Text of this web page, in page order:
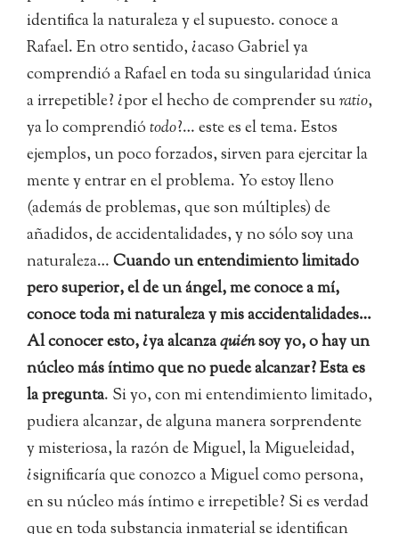
identifica la naturaleza y el supuesto. conoce a
Rafael. En otro sentido, ¿acaso Gabriel ya
comprendió a Rafael en toda su singularidad única
a irrepetible? ¿por el hecho de comprender suratio,
ya lo comprendiótodo?… este es el tema. Estos
ejemplos, un poco forzados, sirven para ejercitar la
mente y entrar en el problema. Yo estoy lleno
(además de problemas, que son múltiples) de
añadidos, de accidentalidades, y no sólo soy una
naturaleza…Cuando un entendimiento limitado
pero superior, el de un ángel, me conoce a mí,
conoce toda mi naturaleza y mis accidentalidades…
Al conocer esto, ¿ya alcanzaquiénsoy yo, o hay un
núcleo más íntimo que no puede alcanzar? Esta es
la pregunta. Si yo, con mi entendimiento limitado,
pudiera alcanzar, de alguna manera sorprendente
y misteriosa, la razón de Miguel, la Migueleidad,
¿significaría que conozco a Miguel como persona,
en su núcleo más íntimo e irrepetible? Si es verdad